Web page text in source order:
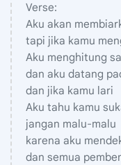
Verse:
Aku akan
tapi jika kamu
Aku menghitung
dan aku datang
dan jika kamu lari
Aku tahu kamu
jangan malu-malu
karena aku
dan semua